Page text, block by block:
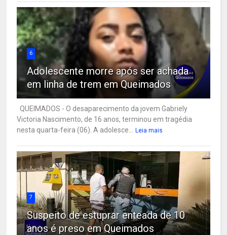
6
Adolescente morre após ser achada
em linha de trem em Queimados
QUEIMADOS - O desaparecimento da jovem Gabriely
Victoria Nascimento, de 16 anos, terminou em tragédia
nesta quarta-feira (06). A adolesce...
Leia mais
7
Suspeito de estuprar enteada de 10
anos é preso em Queimados